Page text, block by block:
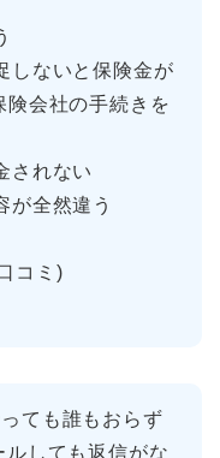
しないと保険金が
険会社の手続きを
されない
が全然違う
コミ)
ても誰もおらず
しても返信がな